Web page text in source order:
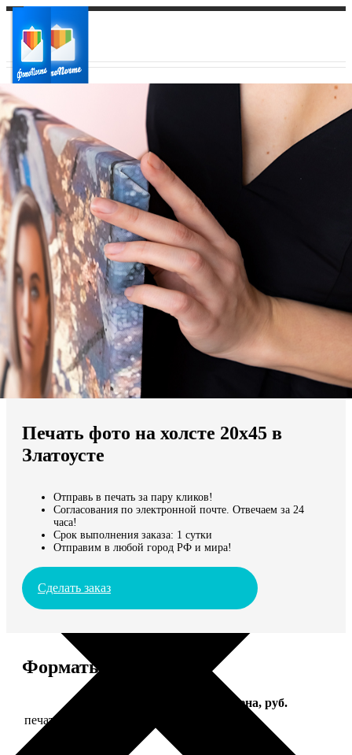
Ваш город:
Ваш регион доставки
Выберите из списка:
Мы доставляем по всему миру
Продолжить без города
Печать фото на холсте 20х45 в
Златоусте
Отправь в печать за пару кликов!
Согласования по электронной почте. Отвечаем за 24
часа!
Срок выполнения заказа: 1 сутки
Отправим в любой город РФ и мира!
Сделать заказ
Форматы и цены
Цена, руб.
печать фото на холсте с подрамником